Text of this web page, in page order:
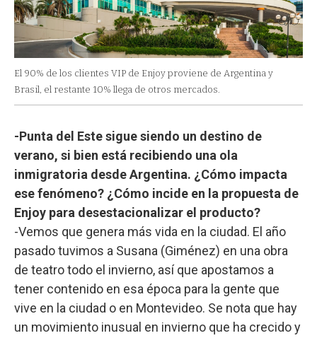
El 90% de los clientes VIP de Enjoy proviene de Argentina y
Brasil, el restante 10% llega de otros mercados.
-Punta del Este sigue siendo un destino de
verano, si bien está recibiendo una ola
inmigratoria desde Argentina. ¿Cómo impacta
ese fenómeno? ¿Cómo incide en la propuesta de
Enjoy para desestacionalizar el producto?
-Vemos que genera más vida en la ciudad. El año
pasado tuvimos a Susana (Giménez) en una obra
de teatro todo el invierno, así que apostamos a
tener contenido en esa época para la gente que
vive en la ciudad o en Montevideo. Se nota que hay
un movimiento inusual en invierno que ha crecido y